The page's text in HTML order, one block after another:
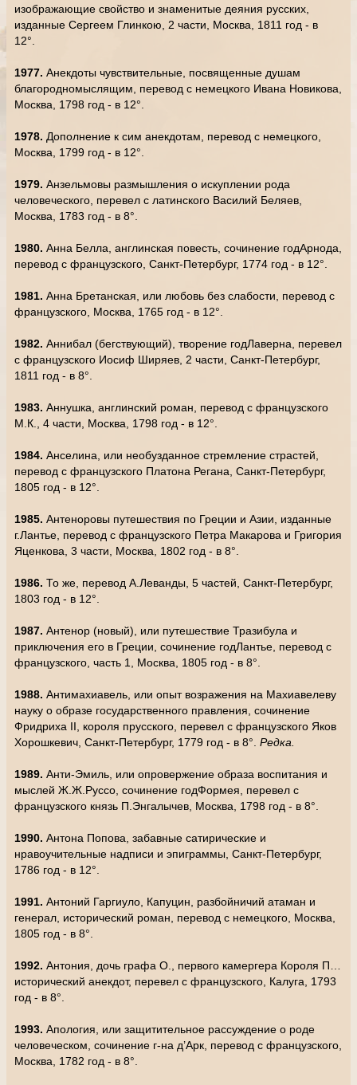
изображающие свойство и знаменитые деяния русских,
изданные Сергеем Глинкою, 2 части, Москва, 1811 год - в
12°.
1977. Анекдоты чувствительные, посвященные душам
благородномыслящим, перевод с немецкого Ивана Новикова,
Москва, 1798 год - в 12°.
1978. Дополнение к сим анекдотам, перевод с немецкого,
Москва, 1799 год - в 12°.
1979. Анзельмовы размышления о искуплении рода
человеческого, перевел с латинского Василий Беляев,
Москва, 1783 год - в 8°.
1980. Анна Белла, англинская повесть, сочинение годАрнода,
перевод с французского, Санкт-Петербург, 1774 год - в 12°.
1981. Анна Бретанская, или любовь без слабости, перевод с
французского, Москва, 1765 год - в 12°.
1982. Аннибал (бегствующий), творение годЛаверна, перевел
с французского Иосиф Ширяев, 2 части, Санкт-Петербург,
1811 год - в 8°.
1983. Аннушка, англинский роман, перевод с французского
М.К., 4 части, Москва, 1798 год - в 12°.
1984. Анселина, или необузданное стремление страстей,
перевод с французского Платона Регана, Санкт-Петербург,
1805 год - в 12°.
1985. Антеноровы путешествия по Греции и Азии, изданные
г.Лантье, перевод с французского Петра Макарова и Григория
Яценкова, 3 части, Москва, 1802 год - в 8°.
1986. То же, перевод А.Леванды, 5 частей, Санкт-Петербург,
1803 год - в 12°.
1987. Антенор (новый), или путешествие Тразибула и
приключения его в Греции, сочинение годЛантье, перевод с
французского, часть 1, Москва, 1805 год - в 8°.
1988. Антимахиавель, или опыт возражения на Махиавелеву
науку о образе государственного правления, сочинение
Фридриха II, короля прусского, перевел с французского Яков
Хорошкевич, Санкт-Петербург, 1779 год - в 8°. Редка.
1989. Анти-Эмиль, или опровержение образа воспитания и
мыслей Ж.Ж.Руссо, сочинение годФормея, перевел с
французского князь П.Энгалычев, Москва, 1798 год - в 8°.
1990. Антона Попова, забавные сатирические и
нравоучительные надписи и эпиграммы, Санкт-Петербург,
1786 год - в 12°.
1991. Антоний Гаргиуло, Капуцин, разбойничий атаман и
генерал, исторический роман, перевод с немецкого, Москва,
1805 год - в 8°.
1992. Антония, дочь графа О., первого камергера Короля П…
исторический анекдот, перевел с французского, Калуга, 1793
год - в 8°.
1993. Апология, или защитительное рассуждение о роде
человеческом, сочинение г-на д’Арк, перевод с французского,
Москва, 1782 год - в 8°.